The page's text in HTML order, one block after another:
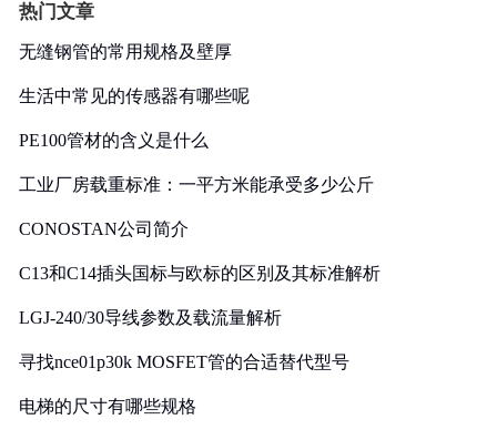
热门文章
无缝钢管的常用规格及壁厚
生活中常见的传感器有哪些呢
PE100管材的含义是什么
工业厂房载重标准：一平方米能承受多少公斤
CONOSTAN公司简介
C13和C14插头国标与欧标的区别及其标准解析
LGJ-240/30导线参数及载流量解析
寻找nce01p30k MOSFET管的合适替代型号
电梯的尺寸有哪些规格